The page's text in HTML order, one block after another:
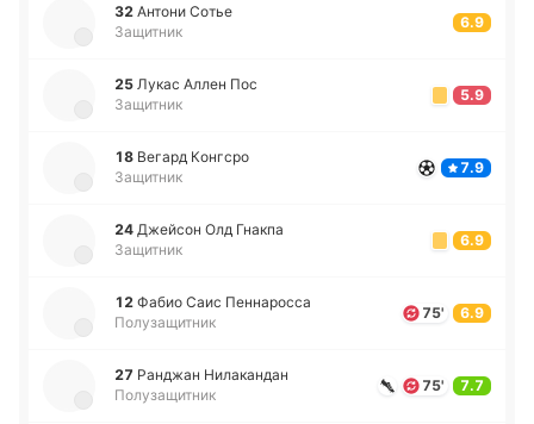
32 Антони Сотье
Защитник
6.9
25 Лукас Аллен Пос
Защитник
5.9
18 Вегард Ко­нгсро
Защитник
7.9
24 Джей­сон Олд Гнакпа
Защитник
6.9
12 Фабио Саис Пе­нна­ро­сса
Полузащитник
75' 6.9
27 Ра­нджан Ни­ла­ка­ндан
Полузащитник
75' 7.7